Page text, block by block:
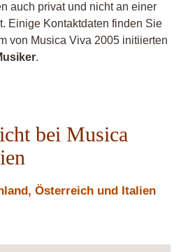
auch privat und nicht an einer
Einige Kontaktdaten finden Sie
von Musica Viva 2005 initiierten
.
bei Musica
Österreich und Italien